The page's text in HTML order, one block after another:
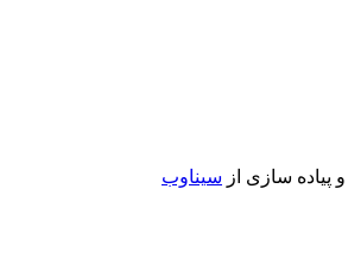
پیاده سازی از سیناوب